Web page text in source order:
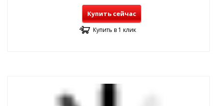
Купить сейчас
Купить в 1 клик